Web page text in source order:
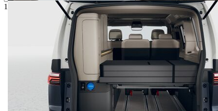
107.534,-‍ €